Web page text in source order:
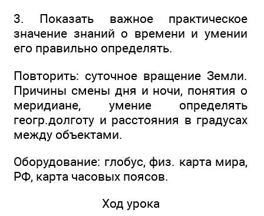
3. Показать важное практическое
значение знаний о времени и умении
его правильно определять.
Повторить: суточное вращение Земли.
Причины смены дня и ночи, понятия о
меридиане, умение определять
геогр.долготу и расстояния в градусах
между объектами.
Оборудование: глобус, физ. карта мира,
РФ, карта часовых поясов.
Ход урока